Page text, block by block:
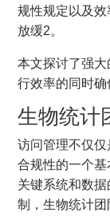
规性规定以及
放缓2。
本文探讨了强
行效率的同时确
生物统计
访问管理不仅
合规性的一个
关键系统和数
制，生物统计团